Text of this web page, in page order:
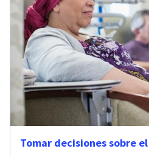
Tomar decisiones sobre